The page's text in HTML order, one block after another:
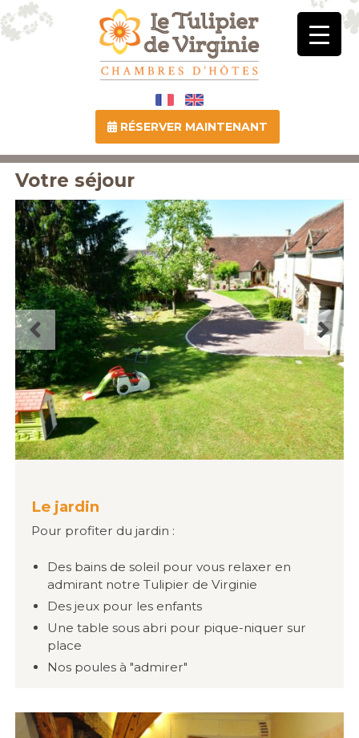
RÉSERVER MAINTENANT
Votre séjour
Le jardin
Pour profiter du jardin :
Des bains de soleil pour vous relaxer en
admirant notre Tulipier de Virginie
Des jeux pour les enfants
Une table sous abri pour pique-niquer sur
place
Nos poules à "admirer"